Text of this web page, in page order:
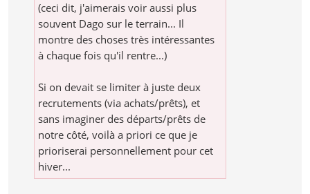
(ceci dit, j'aimerais voir aussi plus
souvent Dago sur le terrain... Il
montre des choses très intéressantes
à chaque fois qu'il rentre...)
Si on devait se limiter à juste deux
recrutements (via achats/prêts), et
sans imaginer des départs/prêts de
notre côté, voilà a priori ce que je
prioriserai personnellement pour cet
hiver...